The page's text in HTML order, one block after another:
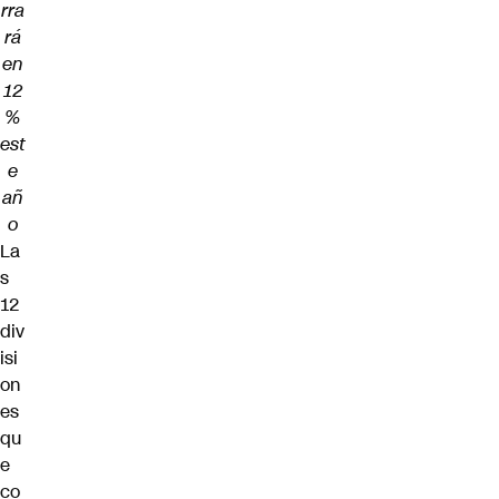
rra
rá
en
12
%
est
e
añ
o
La
s
12
div
isi
on
es
qu
e
co